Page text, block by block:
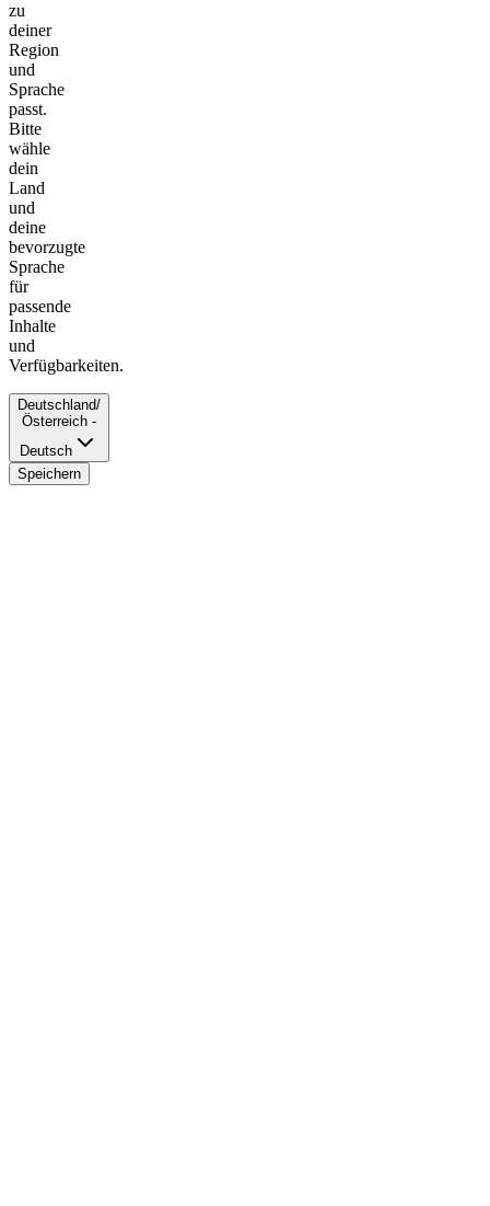
zu
deiner
Region
und
Sprache
passt.
Bitte
wähle
dein
Land
und
deine
bevorzugte
Sprache
für
passende
Inhalte
und
Verfügbarkeiten.
Deutschland/
Österreich -
Deutsch
Speichern